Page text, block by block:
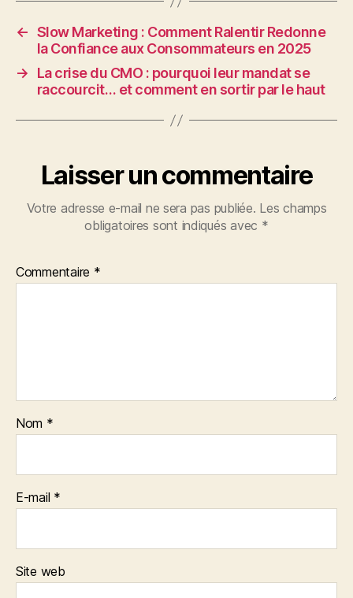
← Slow Marketing : Comment Ralentir Redonne
la Confiance aux Consommateurs en 2025
→
La crise du CMO : pourquoi leur mandat se
raccourcit… et comment en sortir par le haut
Laisser un commentaire
Votre adresse e-mail ne sera pas publiée. Les champs
obligatoires sont indiqués avec *
Commentaire *
Nom *
E-mail *
Site web